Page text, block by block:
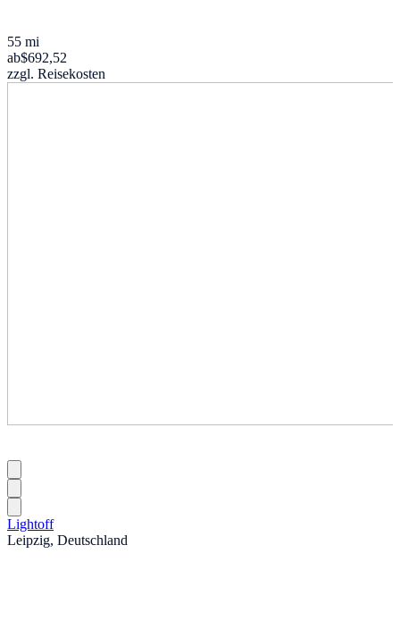
55 mi
ab$692,52
zzgl. Reisekosten
Lightoff
Leipzig, Deutschland